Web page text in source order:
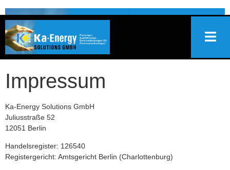
Impressum
Ka-Energy Solutions GmbH
Juliusstraße 52
12051 Berlin
Handelsregister: 126540
Registergericht: Amtsgericht Berlin (Charlottenburg)